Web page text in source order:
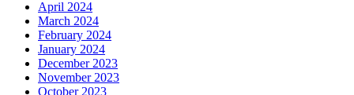
April 2024
March 2024
February 2024
January 2024
December 2023
November 2023
October 2023